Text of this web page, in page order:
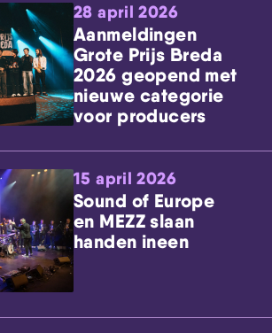
28 april 2026
Aanmeldingen
Grote Prijs Breda
2026 geopend met
nieuwe categorie
voor producers
15 april 2026
Sound of Europe
en MEZZ slaan
handen ineen